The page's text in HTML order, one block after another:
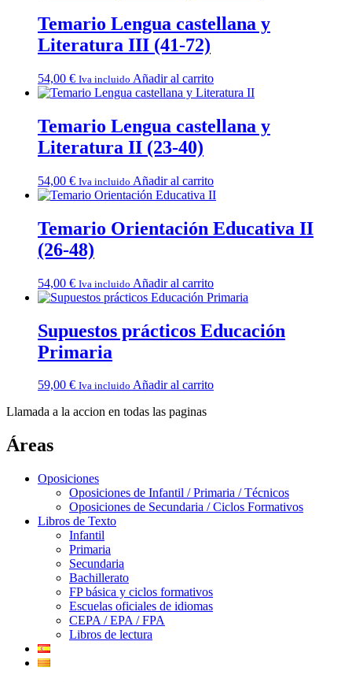
Temario Lengua castellana y
Literatura III (41-72)
54,00 € Iva incluido Añadir al carrito
Temario Lengua castellana y
Literatura II (23-40)
54,00 € Iva incluido Añadir al carrito
Temario Orientación Educativa II
(26-48)
54,00 € Iva incluido Añadir al carrito
Supuestos prácticos Educación
Primaria
59,00 € Iva incluido Añadir al carrito
Llamada a la accion en todas las paginas
Áreas
Oposiciones
Oposiciones de Infantil / Primaria / Técnicos
Oposiciones de Secundaria / Ciclos Formativos
Libros de Texto
Infantil
Primaria
Secundaria
Bachillerato
FP básica y ciclos formativos
Escuelas oficiales de idiomas
CEPA / EPA / FPA
Libros de lectura